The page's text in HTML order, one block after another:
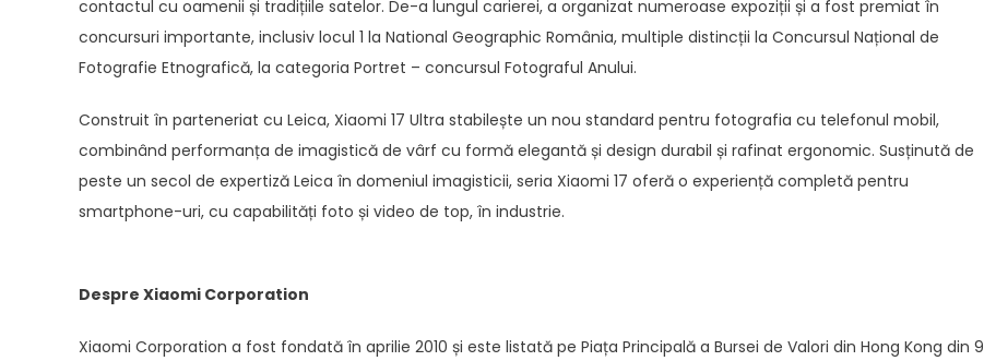
contactul cu oamenii și tradițiile satelor. De-a lungul carierei, a organizat numeroase expoziții și a fost premiat în
concursuri importante, inclusiv locul 1 la National Geographic România, multiple distincții la Concursul Național de
Fotografie Etnografică, la categoria Portret – concursul Fotograful Anului.
Construit în parteneriat cu Leica, Xiaomi 17 Ultra stabilește un nou standard pentru fotografia cu telefonul mobil,
combinând performanța de imagistică de vârf cu formă elegantă și design durabil și rafinat ergonomic. Susținută de
peste un secol de expertiză Leica în domeniul imagisticii, seria Xiaomi 17 oferă o experiență completă pentru
smartphone-uri, cu capabilități foto și video de top, în industrie.
Despre Xiaomi Corporation
Xiaomi Corporation a fost fondată în aprilie 2010 și este listată pe Piața Principală a Bursei de Valori din Hong Kong din 9